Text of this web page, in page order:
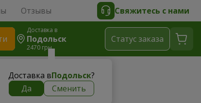
Отзывы Свяжитесь с нами
Доставка в
Подольск
2470 грн
Доставка вПодольск?
Да
Сменить
Cтатус заказа